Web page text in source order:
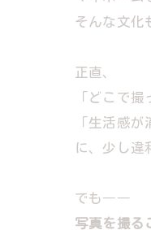
そんな文化
正直、
「どこで撮
「生活感が
に、少し違
でも――
写真を撮る